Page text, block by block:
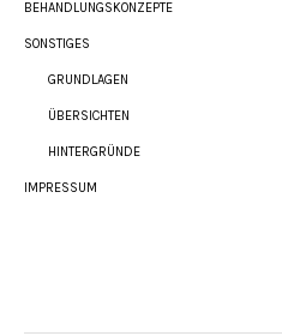
BEHANDLUNGSKONZEPTE
SONSTIGES
GRUNDLAGEN
ÜBERSICHTEN
HINTERGRÜNDE
IMPRESSUM